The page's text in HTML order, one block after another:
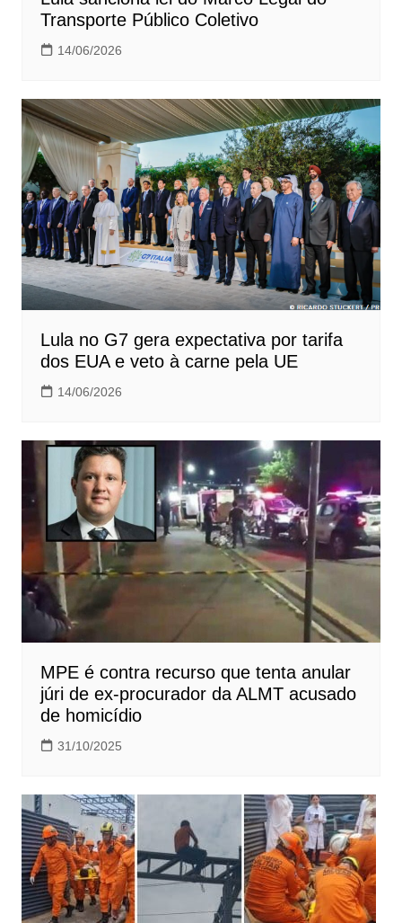
Transporte Público Coletivo
14/06/2026
Lula no G7 gera expectativa por tarifa
dos EUA e veto à carne pela UE
14/06/2026
MPE é contra recurso que tenta anular
júri de ex-procurador da ALMT acusado
de homicídio
31/10/2025